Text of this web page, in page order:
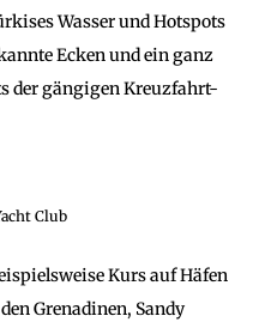
Wasser und Hotspots
Ecken und ein ganz
der gängigen Kreuzfahrt-
Club
Kurs auf Häfen
Grenadinen, Sandy